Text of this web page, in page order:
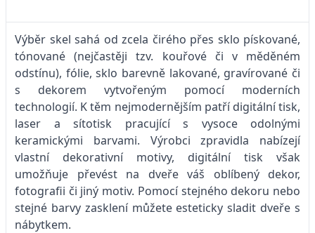
Výběr skel sahá od zcela čirého přes sklo pískované,
tónované (nejčastěji tzv. kouřové či v měděném
odstínu), fólie, sklo barevně lakované, gravírované či
s dekorem vytvořeným pomocí moderních
technologií. K těm nejmodernějším patří digitální tisk,
laser a sítotisk pracující s vysoce odolnými
keramickými barvami. Výrobci zpravidla nabízejí
vlastní dekorativní motivy, digitální tisk však
umožňuje převést na dveře váš oblíbený dekor,
fotografii či jiný motiv. Pomocí stejného dekoru nebo
stejné barvy zasklení můžete esteticky sladit dveře s
nábytkem.